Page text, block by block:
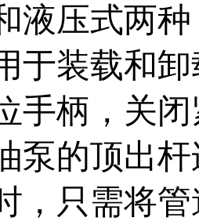
液压式两种
用于装载和
柄，关
的顶出杆
，只需